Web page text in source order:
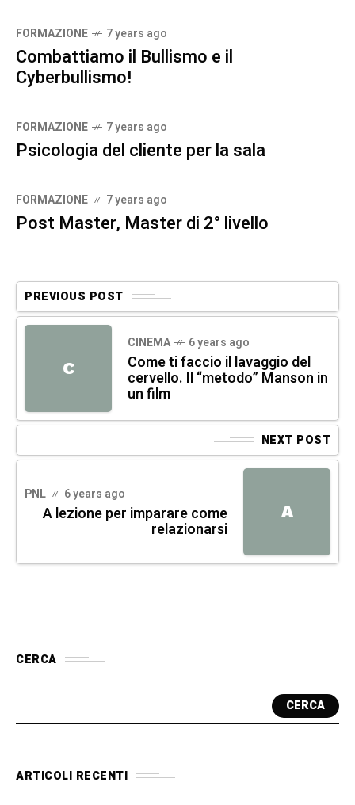
FORMAZIONE 7 years ago
Combattiamo il Bullismo e il
Cyberbullismo!
FORMAZIONE 7 years ago
Psicologia del cliente per la sala
FORMAZIONE 7 years ago
Post Master, Master di 2° livello
PREVIOUS POST
C
CINEMA 6 years ago
Come ti faccio il lavaggio del
cervello. Il “metodo” Manson in
un film
NEXT POST
A
PNL 6 years ago
A lezione per imparare come
relazionarsi
CERCA
CERCA
ARTICOLI RECENTI